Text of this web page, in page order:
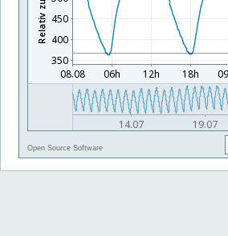
Open Source Software